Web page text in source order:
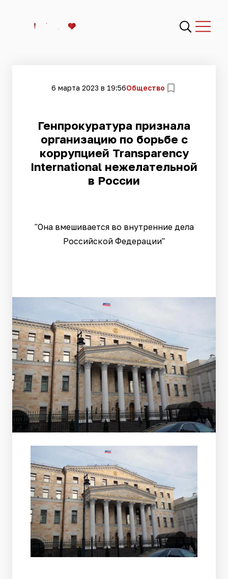
6 марта 2023 в 19:56Общество
Генпрокуратура признала
организацию по борьбе с
коррупцией Transparеncy
International нежелательной
в России
"Она вмешивается во внутренние дела
Российской Федерации"